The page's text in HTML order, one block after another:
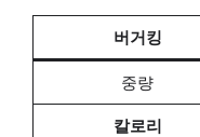
버거킹
중량
칼로리